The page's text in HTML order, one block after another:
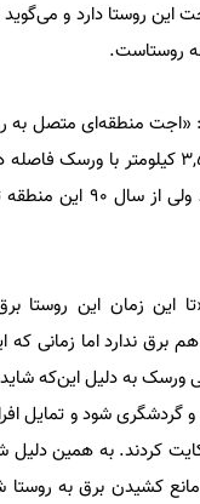
این روستا دارد و
روستاست.
«اجت منطقه‌ای متصل به
بوده است و حدود ٣,٥ کیلومتر با
عموما دام‌پرور بودند
این زمان این روستا
برق ندارد اما زمانی که
ورسک به دلیل این‌که
گردشگری شود و تمایل
کردند. به همین
کشیدن برق به روستا